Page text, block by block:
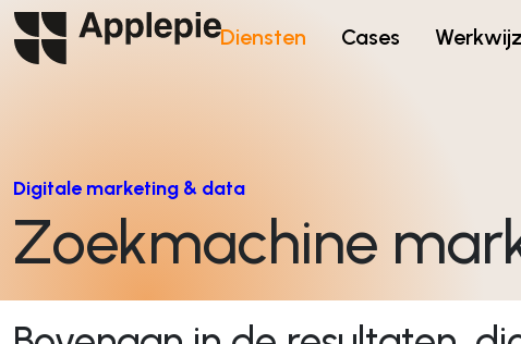
Diensten
Branding & positionering
Branding
Employer branding
Positionering
Positionering
Cases
Digitale marketing & data
Zoekmachine